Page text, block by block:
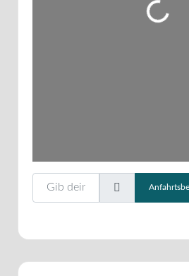
Wird geladen …
Gib deinen Standort ein.